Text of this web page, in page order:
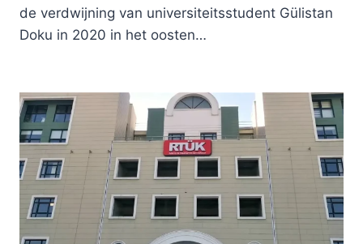
de verdwijning van universiteitsstudent Gülistan
Doku in 2020 in het oosten…